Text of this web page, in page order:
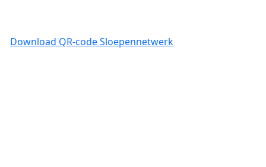
Download QR-code Sloepennetwerk